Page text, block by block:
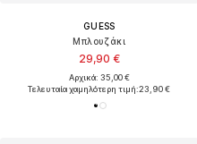
GUESS
Μπλουζάκι
29,90 €
Αρχικά: 35,00 €
Τελευταία χαμηλότερη τιμή:23,90 €